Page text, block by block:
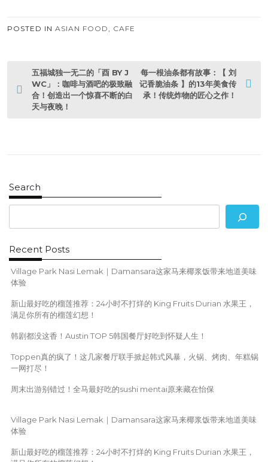
POSTED IN ASIAN FOOD CAFE
o
s
a
t
五福城独一无二的「酉 BY J
WC」：咖啡与酒吧的极致融
合！创造出一个惊喜不断的白
天与夜晚！
每一根油条都有故事：【 刘
记香脆油条 】的13年美食传
承！传统炸物的匠心之作！
Search
Recent Posts
Village Park Nasi Lemak｜Damansara这家马来椰浆饭带来地道美味
体验
新山最好吃的榴莲推荐：24小时不打烊的 King Fruits Durian 水果王，
满足你所有的榴莲幻想！
韩剧都没这香！Austin TOP 5韩国餐厅好吃到怀疑人生！
Toppen真的疯了！这几家餐厅联手掀起韩式风暴，火锅、烤肉、年糕锅
一网打尽！
周末出游别错过！全马最好吃的sushi mentai原来藏在怡保
Village Park Nasi Lemak｜Damansara这家马来椰浆饭带来地道美味
体验
新山最好吃的榴莲推荐：24小时不打烊的 King Fruits Durian 水果王，